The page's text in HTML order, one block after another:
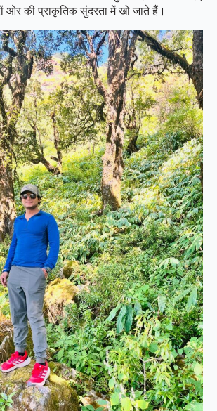
की प्राकृतिक सुंदरता में खो जाते हैं।